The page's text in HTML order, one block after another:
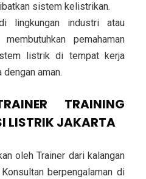
sistem kelistrikan.
lingkungan industri atau
pemahaman
listrik di tempat kerja
aman.
TRAINING
LISTRIK JAKARTA
oleh Trainer dari kalangan
berpengalaman di